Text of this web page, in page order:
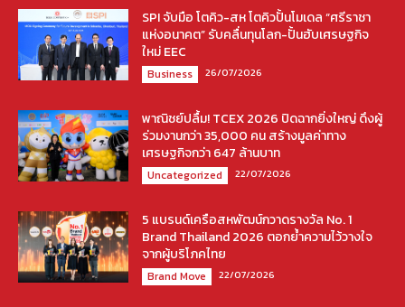
SPI จับมือ โตคิว-สห โตคิวปั้นโมเดล “ศรีราชา
แห่งอนาคต” รับคลื่นทุนโลก-ปั้นฮับเศรษฐกิจ
ใหม่ EEC
Business 26/07/2026
พาณิชย์ปลื้ม! TCEX 2026 ปิดฉากยิ่งใหญ่ ดึงผู้
ร่วมงานกว่า 35,000 คน สร้างมูลค่าทาง
เศรษฐกิจกว่า 647 ล้านบาท
Uncategorized 22/07/2026
5 แบรนด์เครือสหพัฒน์กวาดรางวัล No. 1
Brand Thailand 2026 ตอกย้ำความไว้วางใจ
จากผู้บริโภคไทย
Brand Move 22/07/2026